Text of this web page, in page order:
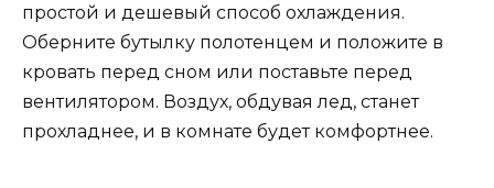
простой и дешевый способ охлаждения.
Оберните бутылку полотенцем и положите в
кровать перед сном или поставьте перед
вентилятором. Воздух, обдувая лед, станет
прохладнее, и в комнате будет комфортнее.